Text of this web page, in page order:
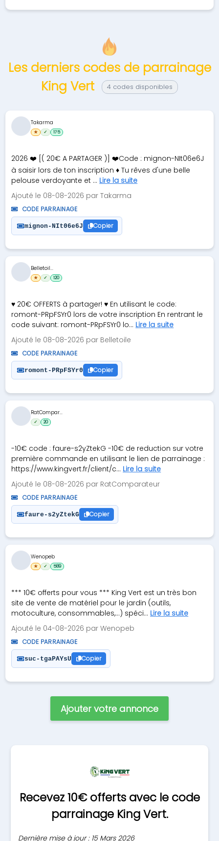
Les derniers codes de parrainage
King Vert
4 codes disponibles
2026 ❤️ [( 20€ A PARTAGER )] ❤️Code : mignon-NIt06e6J
à saisir lors de ton inscription ♦ Tu rêves d'une belle
pelouse verdoyante et ... Lire la suite
Ajouté le 08-08-2026 par Takarma
CODE PARRAINAGE
mignon-NIt06e6J Copier
Takarma
★ ✓ 175
♥ 20€ OFFERTS à partager! ♥ En utilisant le code:
romont-PRpFSYr0 lors de votre inscription En rentrant le
code suivant: romont-PRpFSYr0 lo... Lire la suite
Ajouté le 08-08-2026 par Belletoile
CODE PARRAINAGE
romont-PRpFSYr0 Copier
Belletoil...
★ ✓ 120
-10€ code : faure-s2yZtekG -10€ de reduction sur votre
première commande en utilisant le lien de parrainage :
https://www.kingvert.fr/client/c... Lire la suite
Ajouté le 08-08-2026 par RatComparateur
CODE PARRAINAGE
faure-s2yZtekG Copier
RatCompar...
✓ 20
*** 10€ offerts pour vous *** King Vert est un très bon
site de vente de matériel pour le jardin (outils,
motoculture, consommables,...) spéci... Lire la suite
Ajouté le 04-08-2026 par Wenopeb
CODE PARRAINAGE
suc-tgaPAYsU Copier
Wenopeb
★ ✓ 589
Ajouter votre annonce
Recevez 10€ offerts avec le code
parrainage King Vert.
Dernière mise à jour : 15 Mars 2026